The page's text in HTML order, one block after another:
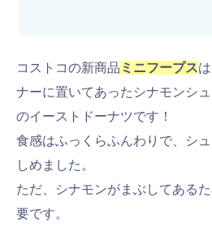
コストコの新商品 ミニフープス
ナーに置いてあったシナモンシ
のイーストドーナツです！
食感はふっくらふんわりで、シ
しめました。
ただ、シナモンがまぶしてある
要です。